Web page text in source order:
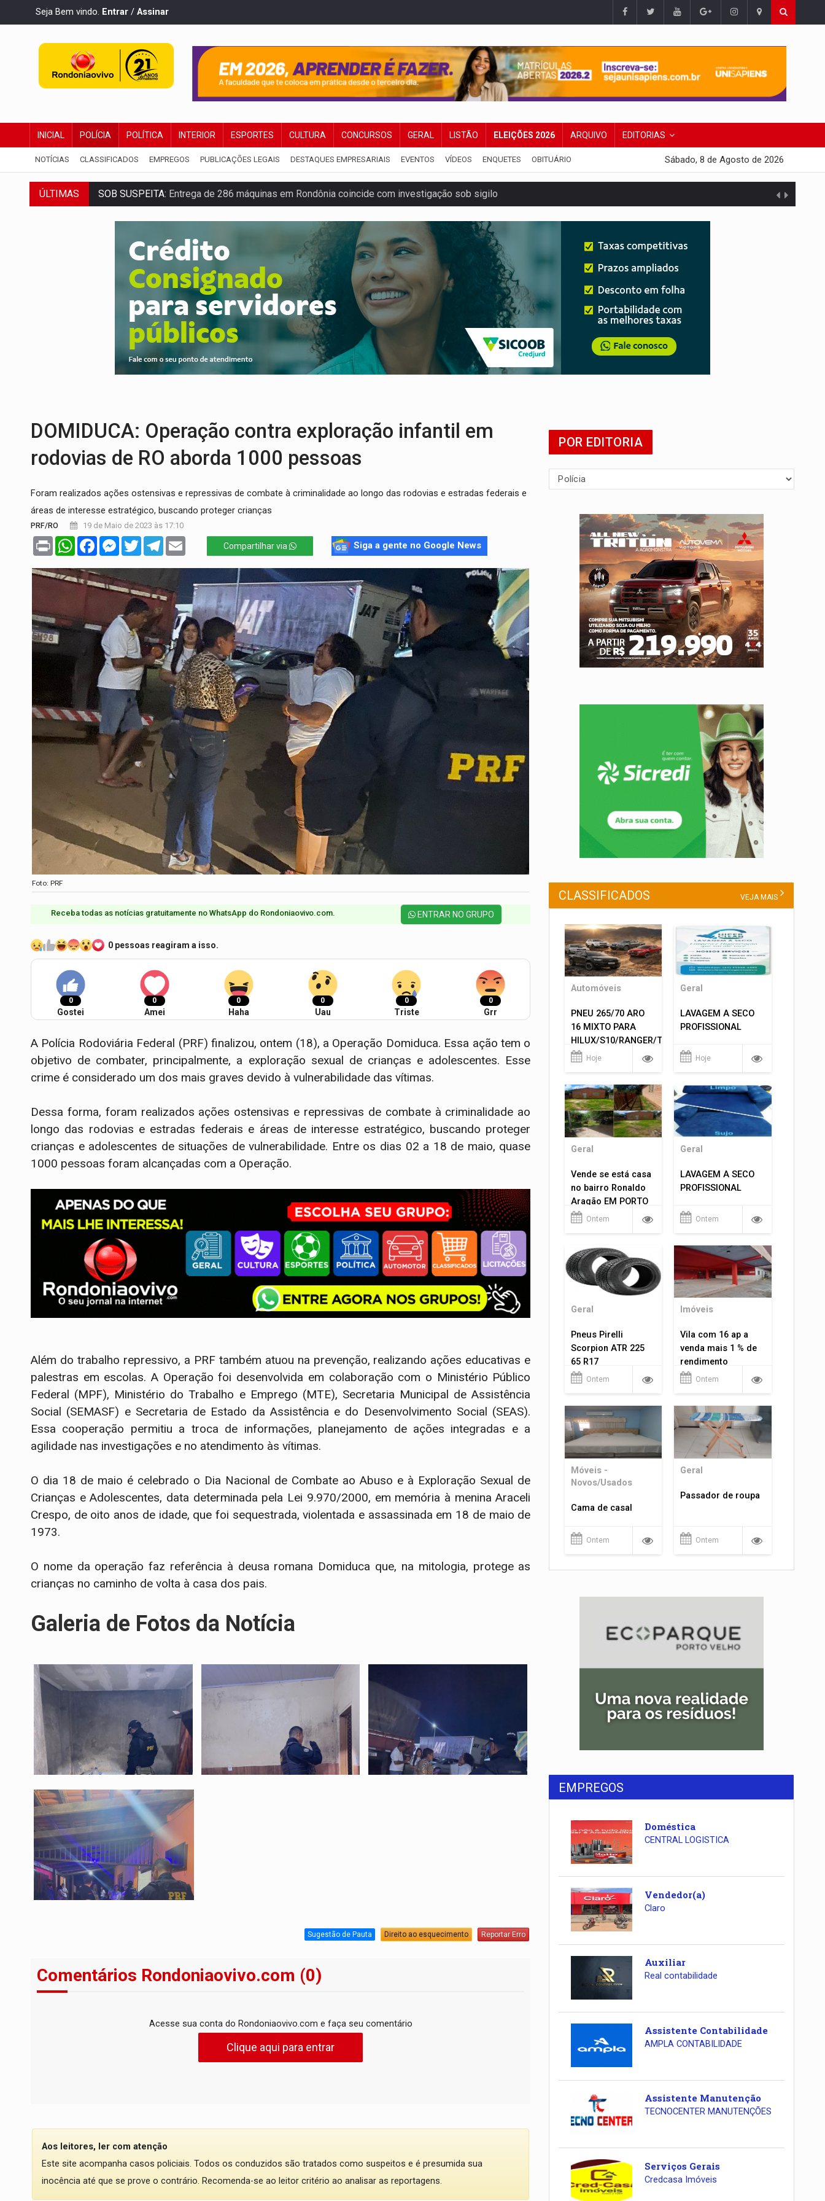
Seja Bem vindo. Entrar / Assinar
INICIAL POLÍCIA POLÍTICA INTERIOR ESPORTES CULTURA CONCURSOS GERAL LISTÃO ELEIÇÕES 2026 ARQUIVO EDITORIAS
NOTÍCIAS CLASSIFICADOS EMPREGOS PUBLICAÇÕES LEGAIS DESTAQUES EMPRESARIAIS EVENTOS VÍDEOS ENQUETES OBITUÁRIO Sábado, 8 de Agosto de 2026
ÚLTIMAS
SOB SUSPEITA:Entrega de 286 máquinas em Rondônia coincide com investigação sob sigilo
ARTIGO:Reter até 50% no distrato imobiliário é legal, mas não pode ser automático
DO HOSPITAL AO CAMPO:Veja as mais de 200 ações de Marcos Rogério para Rondônia
EXPANSÃO:Grupo Nova Era amplia presença em PVH e transforma Aramix em Super Nova Era
ROTA GLOBAL: PCC amplia presença internacional e transforma Brasil em corredor da cocaína
CONEXÃO RONDONIAOVIVO: Museólogo Antônio Ocampo conduz a história de uma ferrovia desgovernada
EXTENSÃO DE DANOS: Ferroviários pedem ao Iphan recuperação de área atingida por erosão na EFMM
VARIANDO O CARDÁPIO:Veja essa receita de carne assada para o almoço e o jantar
PREJUÍZO AOS ESTUDANTES: Greve dos professores em PVH é considerada ilegal pela Justiça
DOMIDUCA: Operação contra exploração infantil em
rodovias de RO aborda 1000 pessoas
Foram realizados ações ostensivas e repressivas de combate à criminalidade ao longo das rodovias e estradas federais e
áreas de interesse estratégico, buscando proteger crianças
PRF/RO 19 de Maio de 2023 às 17:10
Print WhatsAppFacebookMessenger
TwitterTelegram Compartilhar via Siga a gente no Google News
Foto: PRF
Receba todas as notícias gratuitamente no WhatsApp do Rondoniaovivo.com.​ ENTRAR NO GRUPO
0 pessoas reagiram a isso.
0
Gostei
0
Amei
0
Haha
0
Uau
0
Triste
0
Grr
A Polícia Rodoviária Federal (PRF) finalizou, ontem (18), a Operação Domiduca. Essa ação tem o
objetivo de combater, principalmente, a exploração sexual de crianças e adolescentes. Esse
crime é considerado um dos mais graves devido à vulnerabilidade das vítimas.
Dessa forma, foram realizados ações ostensivas e repressivas de combate à criminalidade ao
longo das rodovias e estradas federais e áreas de interesse estratégico, buscando proteger
crianças e adolescentes de situações de vulnerabilidade. Entre os dias 02 a 18 de maio, quase
1000 pessoas foram alcançadas com a Operação.
Além do trabalho repressivo, a PRF também atuou na prevenção, realizando ações educativas e
palestras em escolas. A Operação foi desenvolvida em colaboração com o Ministério Público
Federal (MPF), Ministério do Trabalho e Emprego (MTE), Secretaria Municipal de Assistência
Social (SEMASF) e Secretaria de Estado da Assistência e do Desenvolvimento Social (SEAS).
Essa cooperação permitiu a troca de informações, planejamento de ações integradas e a
agilidade nas investigações e no atendimento às vítimas.
O dia 18 de maio é celebrado o Dia Nacional de Combate ao Abuso e à Exploração Sexual de
Crianças e Adolescentes, data determinada pela Lei 9.970/2000, em memória à menina Araceli
Crespo, de oito anos de idade, que foi sequestrada, violentada e assassinada em 18 de maio de
1973.
O nome da operação faz referência à deusa romana Domiduca que, na mitologia, protege as
crianças no caminho de volta à casa dos pais.
Galeria de Fotos da Notícia
Sugestão de Pauta Direito ao esquecimento Reportar Erro
Comentários Rondoniaovivo.com (0)
Acesse sua conta do Rondoniaovivo.com e faça seu comentário
Clique aqui para entrar
Aos leitores, ler com atenção
Este site acompanha casos policiais. Todos os conduzidos são tratados como suspeitos e é presumida sua
inocência até que se prove o contrário. Recomenda-se ao leitor critério ao analisar as reportagens.
POR EDITORIA
CLASSIFICADOS VEJA MAIS
Automóveis
PNEU 265/70 ARO
16 MIXTO PARA
HILUX/S10/RANGER/TRITON
ETC... MONTAGEM
Hoje
Geral
LAVAGEM A SECO
PROFISSIONAL
Hoje
Geral
Vende se está casa
no bairro Ronaldo
Aragão EM PORTO
VELHO RO.
Ontem
Geral
LAVAGEM A SECO
PROFISSIONAL
Ontem
Geral
Pneus Pirelli
Scorpion ATR 225
65 R17
Ontem
Imóveis
Vila com 16 ap a
venda mais 1 % de
rendimento
Ontem
Móveis -
Novos/Usados
Cama de casal
Ontem
Geral
Passador de roupa
Ontem
EMPREGOS
Doméstica
CENTRAL LOGISTICA
Vendedor(a)
Claro
Auxiliar
Real contabilidade
Assistente Contabilidade
AMPLA CONTABILIDADE
Assistente Manutenção
TECNOCENTER MANUTENÇÕES
Serviços Gerais
Credcasa Imóveis